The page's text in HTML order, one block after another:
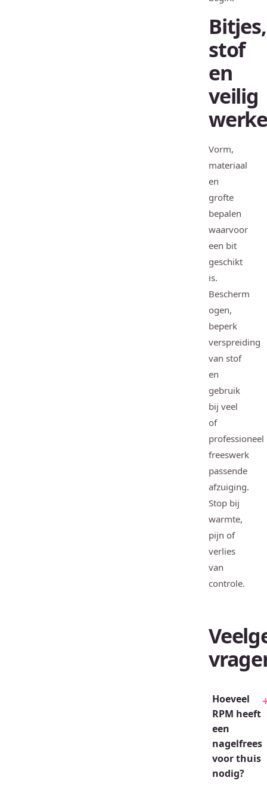
Bitjes,
stof
en
veilig
Vorm,
materiaal
en
grofte
bepalen
waarvoor
een bit
geschikt
is.
Bescherm
ogen,
beperk
verspreiding
van stof
en
gebruik
bij veel
of
professioneel
freeswerk
passende
afzuiging.
Stop bij
warmte,
pijn of
verlies
van
controle.
Hoeveel
RPM heeft
een
nagelfrees
voor thuis
nodig?